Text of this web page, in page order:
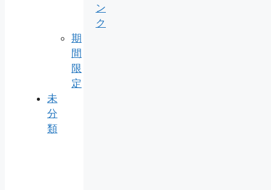
ン
ク
期
間
限
定
未
分
類